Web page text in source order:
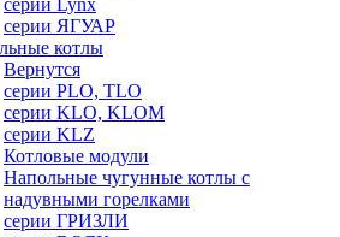
серии Lynx
серии ЯГУАР
котлы
Вернутся
серии PLO, TLO
серии KLO, KLOM
серии KLZ
Котловые модули
Напольные чугунные котлы с
надувными горелками
серии ГРИЗЛИ